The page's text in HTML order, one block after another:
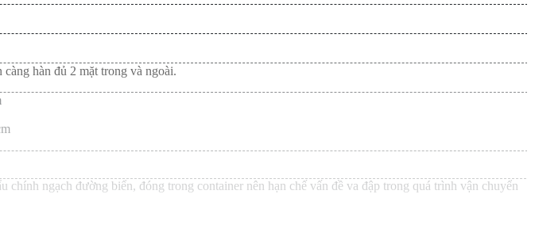
hàn đủ 2 mặt trong và ngoài.
ngạch đường biển, đóng trong container nên hạn chế vấn đề va đập trong quá trình vận chuyển